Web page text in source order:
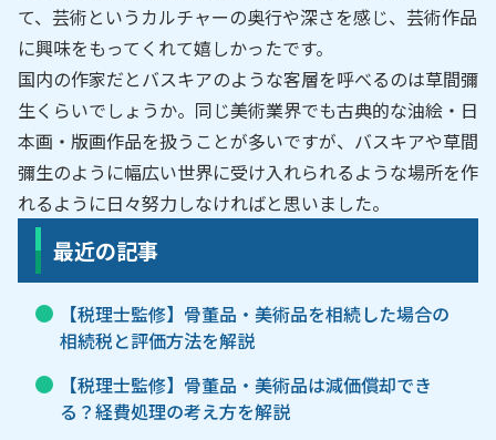
最近の記事
【税理士監修】骨董品・美術品を相続した場合の
相続税と評価方法を解説
【税理士監修】骨董品・美術品は減価償却でき
る？経費処理の考え方を解説
て、芸術というカルチャーの奥行や深さを感じ、芸術作品
に興味をもってくれて嬉しかったです。
国内の作家だとバスキアのような客層を呼べるのは草間彌
生くらいでしょうか。同じ美術業界でも古典的な油絵・日
本画・版画作品を扱うことが多いですが、バスキアや草間
彌生のように幅広い世界に受け入れられるような場所を作
れるように日々努力しなければと思いました。